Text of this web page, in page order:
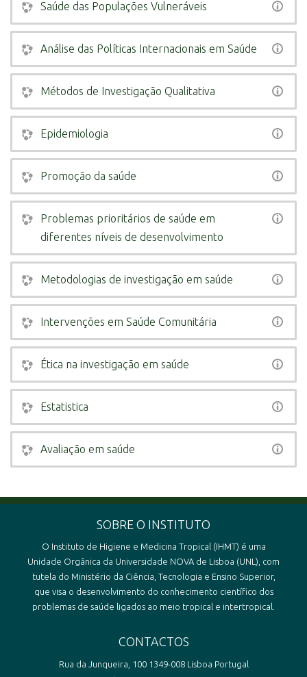
Saúde das Populações Vulneráveis
Análise das Políticas Internacionais em Saúde
Métodos de Investigação Qualitativa
Epidemiologia
Promoção da saúde
Problemas prioritários de saúde em
diferentes níveis de desenvolvimento
Metodologias de investigação em saúde
Intervenções em Saúde Comunitária
Ética na investigação em saúde
Estatistica
Avaliação em saúde
SOBRE O INSTITUTO
O Instituto de Higiene e Medicina Tropical (IHMT) é uma
Unidade Orgânica da Universidade NOVA de Lisboa (UNL), com
tutela do Ministério da Ciência, Tecnologia e Ensino Superior,
que visa o desenvolvimento do conhecimento científico dos
problemas de saúde ligados ao meio tropical e intertropical.
CONTACTOS
Rua da Junqueira, 100 1349-008 Lisboa Portugal